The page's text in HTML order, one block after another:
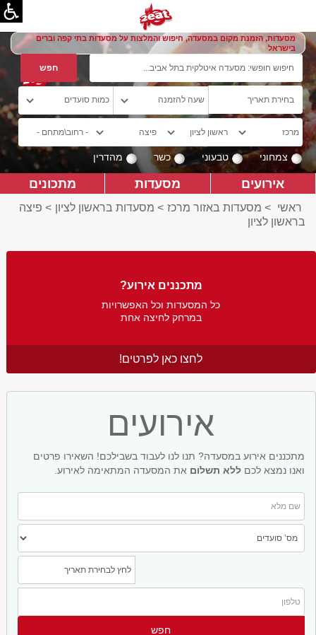
מסעדות, הזמנת מקום במסעדה, חיפוש והמלצות על מסעדות בתי קפה וברים
בישראל
צמחוני טבעוני כשר מהדרין
אירועים מסעדות מתכונים
ראשי > מסעדות באזור מרכז > מסעדות בראשון לציון > פיצה
בראשון לציון
מתכננים אירוע?
כל המסעדות וכל האפשרויות
במרחק לחיצה אחת
לחצו כאן לפרטים!
אירועים
מתכננים אירוע במסעדה? תנו לנו לעבוד בשבילכם! השאירו פרטים
ואנו נמצא לכם ללא תשלום את המסעדה המתאימה לאירוע.